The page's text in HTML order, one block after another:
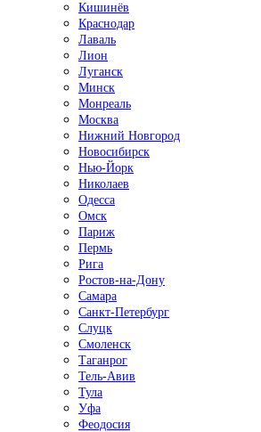
Кишинёв
Краснодар
Лаваль
Лион
Луганск
Минск
Монреаль
Москва
Нижний Новгород
Новосибирск
Нью-Йорк
Николаев
Одесса
Омск
Париж
Пермь
Рига
Ростов-на-Дону
Самара
Санкт-Петербург
Слуцк
Смоленск
Таганрог
Тель-Авив
Тула
Уфа
Феодосия